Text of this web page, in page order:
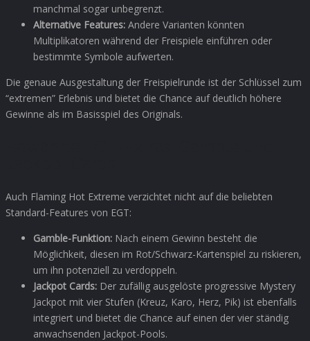
manchmal sogar unbegrenzt.
Alternative Features: Andere Varianten könnten
Multiplikatoren während der Freispiele einführen oder
bestimmte Symbole aufwerten.
Die genaue Ausgestaltung der Freispielrunde ist der Schlüssel zum
“extremen” Erlebnis und bietet die Chance auf deutlich höhere
Gewinne als im Basisspiel des Originals.
Auch Flaming Hot Extreme verzichtet nicht auf die beliebten
Standard-Features von EGT:
Gamble-Funktion: Nach einem Gewinn besteht die
Möglichkeit, diesen im Rot/Schwarz-Kartenspiel zu riskieren,
um ihn potenziell zu verdoppeln.
Jackpot Cards: Der zufällig ausgelöste progressive Mystery
Jackpot mit vier Stufen (Kreuz, Karo, Herz, Pik) ist ebenfalls
integriert und bietet die Chance auf einen der vier ständig
anwachsenden Jackpot-Pools.